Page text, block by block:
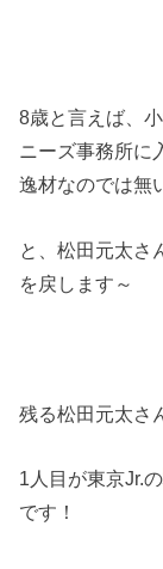
8歳と言えば、
ニーズ事務所に
逸材なのでは無
と、松田元太さ
を戻します～
残る松田元太さ
1人目が東京Jr.の
です！